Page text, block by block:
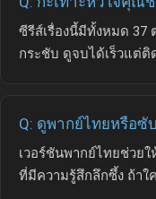
ซีรีส์เรื่องนี้มีทั้งหมด
กระชับ ดูจบได้เร็วแต่ติ
Q: ดูพากย์ไทยหรือซั
เวอร์ชันพากย์ไทยช่วย
ที่มีความรู้สึกลึกซึ้ง ถ้าใ